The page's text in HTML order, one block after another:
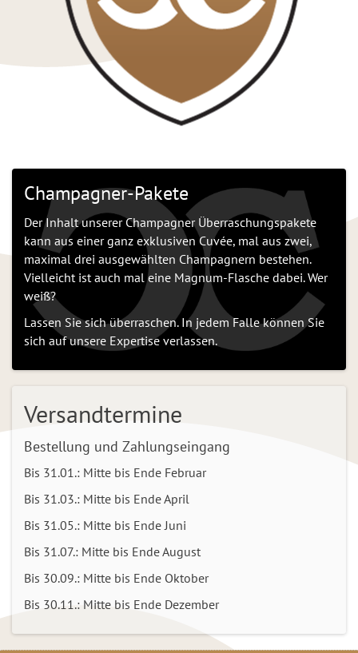
Champagner-Pakete
Der Inhalt unserer Champagner Überraschungspakete
kann aus einer ganz exklusiven Cuvée, mal aus zwei,
maximal drei ausgewählten Champagnern bestehen.
Vielleicht ist auch mal eine Magnum-Flasche dabei. Wer
weiß?
Lassen Sie sich überraschen. In jedem Falle können Sie
sich auf unsere Expertise verlassen.
Versandtermine
Bestellung und Zahlungseingang
Bis 31.01.: Mitte bis Ende Februar
Bis 31.03.: Mitte bis Ende April
Bis 31.05.: Mitte bis Ende Juni
Bis 31.07.: Mitte bis Ende August
Bis 30.09.: Mitte bis Ende Oktober
Bis 30.11.: Mitte bis Ende Dezember